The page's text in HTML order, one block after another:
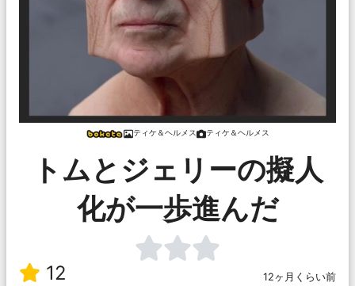
ティケ＆ヘルメス ティケ＆ヘルメス
トムとジェリーの擬人
化が一歩進んだ
12 12ヶ月くらい前